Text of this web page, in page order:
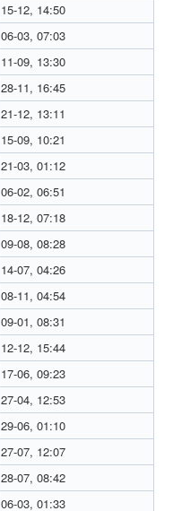
15-12, 14:50
06-03, 07:03
11-09, 13:30
28-11, 16:45
21-12, 13:11
15-09, 10:21
21-03, 01:12
06-02, 06:51
18-12, 07:18
09-08, 08:28
14-07, 04:26
08-11, 04:54
09-01, 08:31
12-12, 15:44
17-06, 09:23
27-04, 12:53
29-06, 01:10
27-07, 12:07
28-07, 08:42
06-03, 01:33